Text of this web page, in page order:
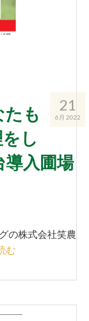
21
6月 2022
たも
し
入圃場
の株式会社笑農
む